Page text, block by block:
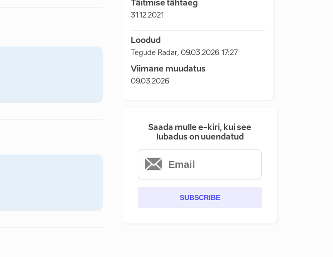
Täitmise tähtaeg
31.12.2021
Loodud
Tegude Radar, 09.03.2026 17:27
Viimane muudatus
09.03.2026
Saada mulle e-kiri, kui see
lubadus on uuendatud
SUBSCRIBE